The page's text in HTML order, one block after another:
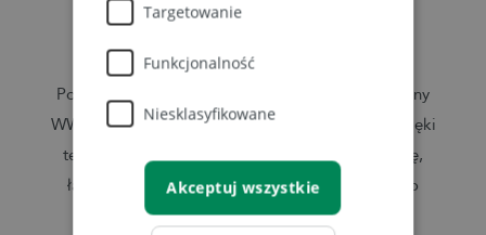
Global Content Delivery Network
Pozwala na umieszczenie fragmentów Twojej strony
WWW w wielu różnych data center Cloudflare. Dzięki
temu użytkownik chcący odwiedzić Twoją witrynę,
łączy się z geograficznie najbliższym centrum, co
znacznie skraca czas wczytywania strony.
Targetowanie
Funkcjonalność
Niesklasyfikowane
Akceptuj wszystkie